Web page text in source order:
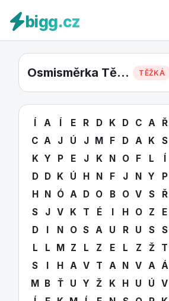
bigg.cz
Osmisměrka Těžká #6 TĚŽKÁ
Í A Í E R D K D C A Ř
C A J Ú J M F D A K S
K Y P E J K N O F L Í
D
D K Ú H N F J N Y P
H
N Ó A D O B O V S Ř
S
J V K T É I H O Z E
D
I N O S A U R U S S
L
L M Z L Z E L Z Ž T
S
I H A V T A N V A Á
M B Ť U Y Ž K H U Ú V